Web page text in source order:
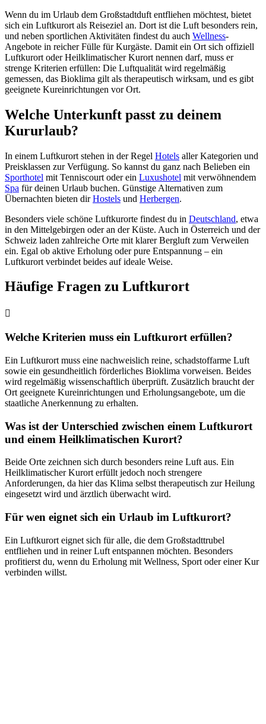
Wenn du im Urlaub dem Großstadtduft entfliehen möchtest, bietet
sich ein Luftkurort als Reiseziel an. Dort ist die Luft besonders rein,
und neben sportlichen Aktivitäten findest du auch Wellness-
Angebote in reicher Fülle für Kurgäste. Damit ein Ort sich offiziell
Luftkurort oder Heilklimatischer Kurort nennen darf, muss er
strenge Kriterien erfüllen: Die Luftqualität wird regelmäßig
gemessen, das Bioklima gilt als therapeutisch wirksam, und es gibt
geeignete Kureinrichtungen vor Ort.
Welche Unterkunft passt zu deinem
Kururlaub?
In einem Luftkurort stehen in der Regel Hotels aller Kategorien und
Preisklassen zur Verfügung. So kannst du ganz nach Belieben ein
Sporthotel mit Tenniscourt oder ein Luxushotel mit verwöhnendem
Spa für deinen Urlaub buchen. Günstige Alternativen zum
Übernachten bieten dirHostels und Herbergen.
Besonders viele schöne Luftkurorte findest du in Deutschland, etwa
in den Mittelgebirgen oder an der Küste. Auch in Österreich und der
Schweiz laden zahlreiche Orte mit klarer Bergluft zum Verweilen
ein. Egal ob aktive Erholung oder pure Entspannung – ein
Luftkurort verbindet beides auf ideale Weise.
Häufige Fragen zu Luftkurort
Welche Kriterien muss ein Luftkurort erfüllen?
Ein Luftkurort muss eine nachweislich reine, schadstoffarme Luft
sowie ein gesundheitlich förderliches Bioklima vorweisen. Beides
wird regelmäßig wissenschaftlich überprüft. Zusätzlich braucht der
Ort geeignete Kureinrichtungen und Erholungsangebote, um die
staatliche Anerkennung zu erhalten.
Was ist der Unterschied zwischen einem Luftkurort
und einem Heilklimatischen Kurort?
Beide Orte zeichnen sich durch besonders reine Luft aus. Ein
Heilklimatischer Kurort erfüllt jedoch noch strengere
Anforderungen, da hier das Klima selbst therapeutisch zur Heilung
eingesetzt wird und ärztlich überwacht wird.
Für wen eignet sich ein Urlaub im Luftkurort?
Ein Luftkurort eignet sich für alle, die dem Großstadttrubel
entfliehen und in reiner Luft entspannen möchten. Besonders
profitierst du, wenn du Erholung mit Wellness, Sport oder einer Kur
verbinden willst.